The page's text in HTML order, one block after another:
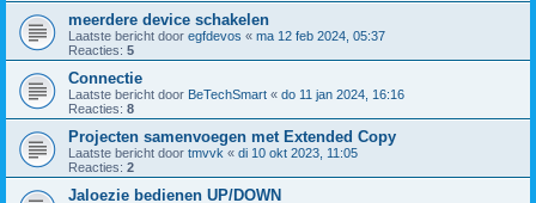
meerdere device schakelen
Laatste bericht door egfdevos « ma 12 feb 2024, 05:37
Reacties: 5
Connectie
Laatste bericht door BeTechSmart « do 11 jan 2024, 16:16
Reacties: 8
Projecten samenvoegen met Extended Copy
Laatste bericht door tmvvk « di 10 okt 2023, 11:05
Reacties: 2
Jaloezie bedienen UP/DOWN